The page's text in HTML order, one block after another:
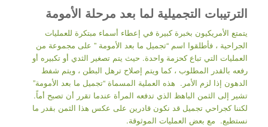
الترتيبات التجميلية لما بعد مرحلة الأمومة
يتمتع الأمريكيون بخبرة كبيرة في إعطاء أسماء مبتكرة للعمليات
الجراحية ، فأطلقوا اسم “تجميل ما بعد الأمومة ” على مجموعة من
العمليات التي تباع كحزمة واحدة. حيث يتم تصغير الثدي أو تكبيره أو
رفعه بالقدر المطلوب ، كما ويتم إصلاح ترهل البطن ، ويتم شفط
الدهون إذا لزم الأمر. هذه العملية المسماة “تجميل ما بعد الأمومة”
تشير إلى الثمن الباهظ الذي تدفعه المرأة عندما تقرر أن تصبح أماً.
لكننا كجراحي تجميل قد نكون قادرين على عكس هذا الثمن بقدر ما
نستطيع. مع بعض العمليات الموثوقة.